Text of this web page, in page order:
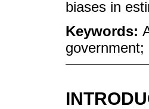
biases in
Keywords: